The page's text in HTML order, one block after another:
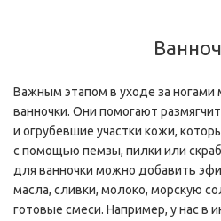
Важным этапом в уходе за
ванночки. Они помогают
и огрубевшие участки кожи,
с помощью пемзы, пилки или
для ванночки можно добавить
масла, сливки, молоко, морскую
готовые смеси. Например, у нас в